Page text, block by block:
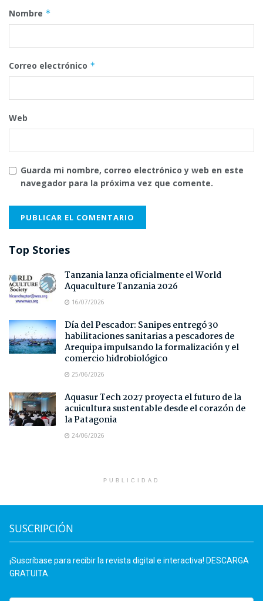
Nombre *
Correo electrónico *
Web
Guarda mi nombre, correo electrónico y web en este
navegador para la próxima vez que comente.
Top Stories
Tanzania lanza oficialmente el World
Aquaculture Tanzania 2026
16/07/2026
Día del Pescador: Sanipes entregó 30
habilitaciones sanitarias a pescadores de
Arequipa impulsando la formalización y el
comercio hidrobiológico
25/06/2026
Aquasur Tech 2027 proyecta el futuro de la
acuicultura sustentable desde el corazón de
la Patagonia
24/06/2026
PUBLICIDAD
SUSCRIPCIÓN
¡Suscríbase para recibir la revista digital e interactiva! DESCARGA
GRATUITA.